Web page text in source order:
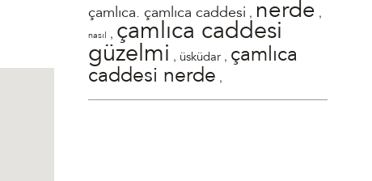
çamlıca. çamlıca caddesi , nerde ,
nasıl , çamlıca caddesi
güzelmi , üsküdar , çamlıca
caddesi nerde ,